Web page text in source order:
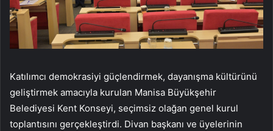
Katılımcı demokrasiyi güçlendirmek, dayanışma kültürünü
geliştirmek amacıyla kurulan Manisa Büyükşehir
Belediyesi Kent Konseyi, seçimsiz olağan genel kurul
toplantısını gerçekleştirdi. Divan başkanı ve üyelerinin